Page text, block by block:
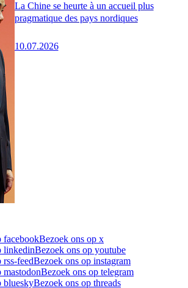
La Chine se heurte à un accueil plus
pragmatique des pays nordiques
10.07.2026
facebookBezoek ons op x
linkedinBezoek ons op youtube
rss-feedBezoek ons op instagram
mastodonBezoek ons op telegram
blueskyBezoek ons op threads